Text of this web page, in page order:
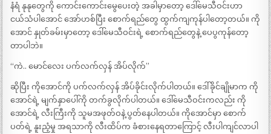
နံရံ နုနုတွေကို ကောင်းကောင်းမွေပေးတဲ့ အခါမှာတော့ ဒေါ်မေသီဝင်းဟာ
ငယ်သံပါအောင် အော်ဟစ်ပြီး စောက်ရည်တွေ ထွက်ကျကုန်ပါတော့တယ်။ ကို
အောင် နှုတ်ခမ်းမှာတော့ ဒေါ်မေသီဝင်းရဲ့ စောက်ရည်တွေနဲ့ ပေပွကုန်တော့
တာပါဘဲ။
“ကဲ.. မောင်လေး ပက်လက်လှန် အိပ်လိုက်”
ဆိုပြီး ကိုအောင်ကို ပက်လက်လှန် အိပ်ခိုင်းလိုက်ပါတယ်။ ဒေါ်ခိုင်ချိုမာက ကို
အောင်ရဲ့ မျက်နှာပေါ်ကို တက်ခွလိုက်ပါတယ်။ ဒေါ်မေသီဝင်းကလည်း ကို
အောင်ရဲ့ လီးကြီးကို သူမအဖုတ်ဝနဲ့ ပွတ်နေပါတယ်။ ကိုအောင်မှာ စောက်
ပတ်ရဲ့ နူးညံ့မှု အရသာကို လီးထိပ်က ခံစားနေရတာကြောင့် လီးပါကျင်လာပါ